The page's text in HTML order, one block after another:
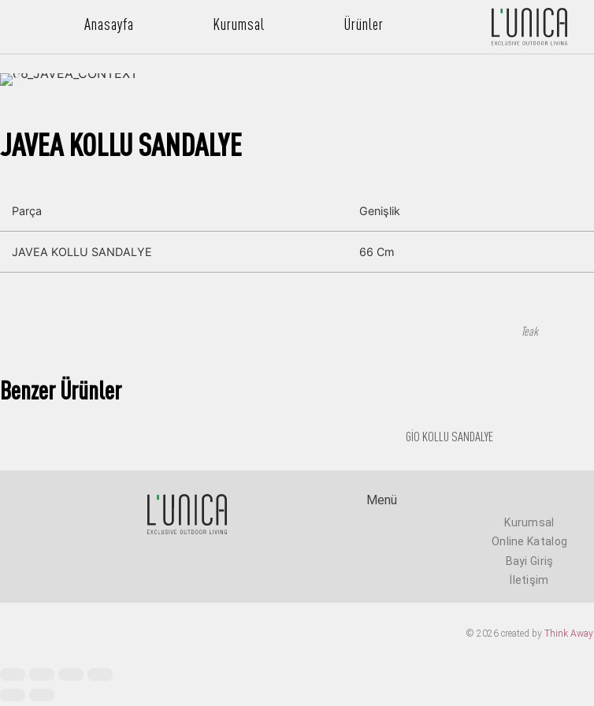
Anasayfa Kurumsal Ürünler
JAVEA KOLLU SANDALYE
Parça Genişlik
JAVEA KOLLU SANDALYE 66 Cm
Teak
Benzer Ürünler
GİO KOLLU SANDALYE
Menü
Kurumsal
Online Katalog
Bayi Giriş
İletişim
© 2026 created by Think Away